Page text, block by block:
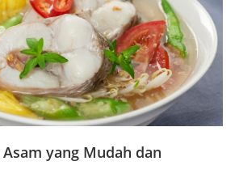
yang Mudah dan